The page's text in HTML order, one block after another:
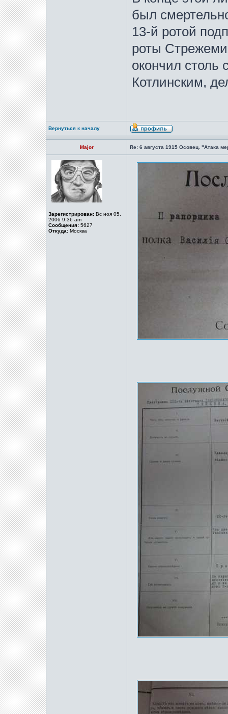
был
13-й ротой
роты
окончил столь
Котлинским,
Вернуться к началу
Major Re: 6 августа 1915 Осовец. "Атака
Зарегистрирован: Вс ноя 05,
2006 9:36 am
Сообщения: 5627
Откуда: Москва